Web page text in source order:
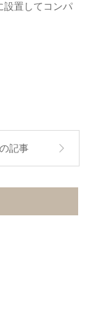
設置してコンパ
記事